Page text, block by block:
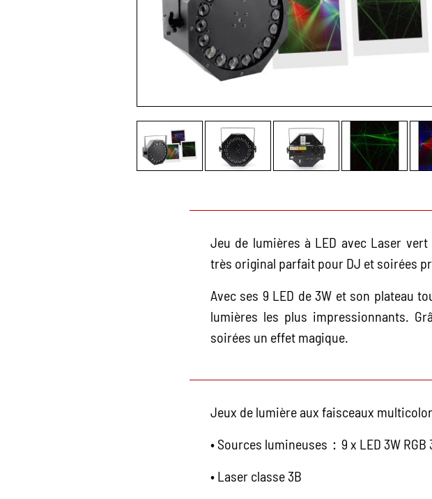
Jeu de lumières à LED avec Laser
très original parfait pour DJ et soirées
Avec ses 9 LED de 3W et son plateau
lumières les plus impressionnants.
soirées un effet magique.
Jeux de lumière aux faisceaux
• Sources lumineuses：9 x LED 3W
• Laser classe 3B